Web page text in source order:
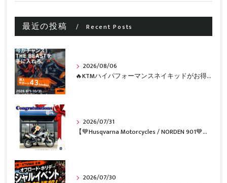
最近の投稿 Recent Posts
2026/08/06
🔥KTMハイパフォーマンスネイキッドがお得に手に入るチャンス🔥
2026/07/31
【💙Husqvarna Motorcycles / NORDEN 901💙】 ご納車おめでとうございます🎉✨
2026/07/30